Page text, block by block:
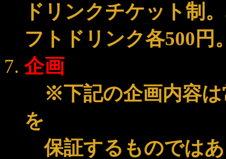
ドリンクチケット制
フトドリンク各500円
企画
※下記の企画内容は
を
保証するものでは